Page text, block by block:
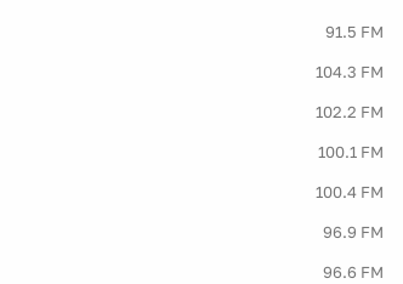
91.5 FM
104.3 FM
102.2 FM
100.1 FM
100.4 FM
96.9 FM
96.6 FM